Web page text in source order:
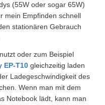
(55W oder sogar 65W)
mein Empfinden schnell
stationären Gebrauch
oder zum Beispiel
EP-T10 gleichzeitig laden
Ladegeschwindigkeit des
Wenn man mit dem
Notebook lädt, kann man